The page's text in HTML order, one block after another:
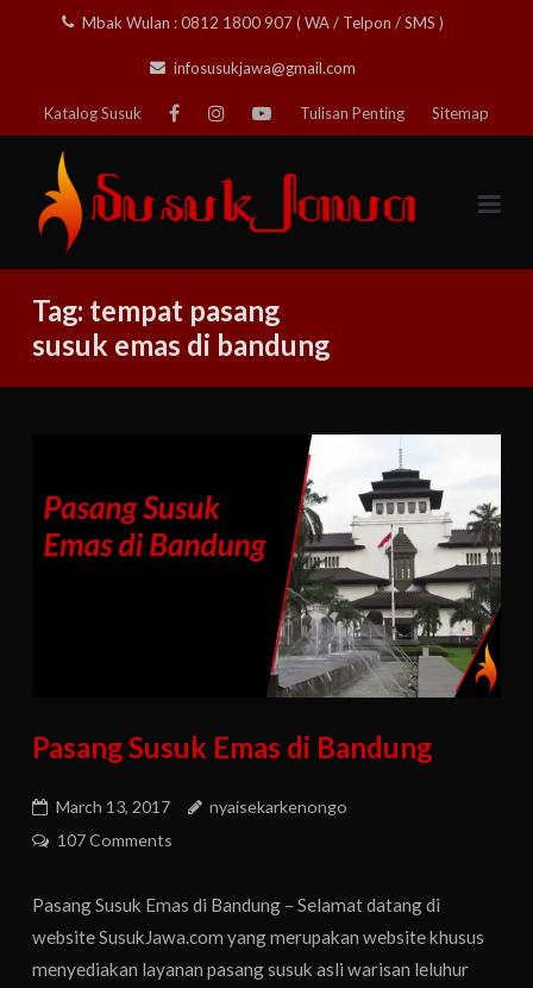
Mbak Wulan : 0812 1800 907 ( WA / Telpon / SMS )
infosusukjawa@gmail.com
Katalog Susuk Tulisan Penting Sitemap
Tag: tempat pasang
susuk emas di bandung
Pasang Susuk Emas di Bandung
March 13, 2017
nyaisekarkenongo
107 Comments
Pasang Susuk Emas di Bandung – Selamat datang di
website SusukJawa.com yang merupakan website khusus
menyediakan layanan pasang susuk asli warisan leluhur